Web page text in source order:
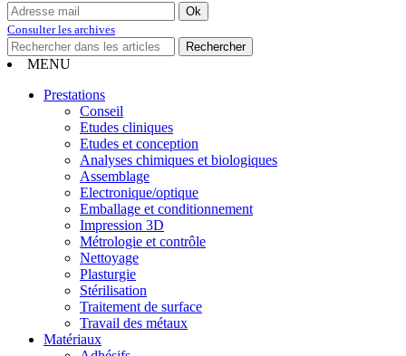
Consulter les archives
MENU
Prestations
Conseil
Etudes cliniques
Etudes et conception
Analyses chimiques et biologiques
Assemblage
Electronique/optique
Emballage et conditionnement
Impression 3D
Métrologie et contrôle
Nettoyage
Plasturgie
Stérilisation
Traitement de surface
Travail des métaux
Matériaux